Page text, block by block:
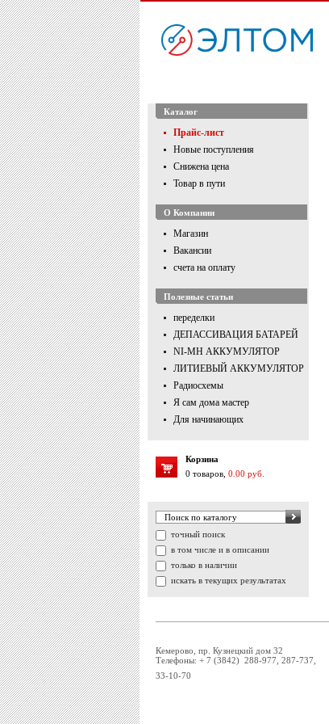
Каталог
Прайс-лист
Новые поступления
Снижена цена
Товар в пути
О Компании
Магазин
Вакансии
счета на оплату
Полезные статьи
переделки
ДЕПАССИВАЦИЯ БАТАРЕЙ
NI-MH АККУМУЛЯТОР
ЛИТИЕВЫЙ АККУМУЛЯТОР
Радиосхемы
Я сам дома мастер
Для начинающих
Корзина
0 товаров, 0.00 руб.
точный поиск
в том числе и в описании
только в наличии
искать в текущих результатах
Кемерово, пр. Кузнецкий дом 32
Телефоны: + 7 (3842) 288-977, 287-737,
33-10-70